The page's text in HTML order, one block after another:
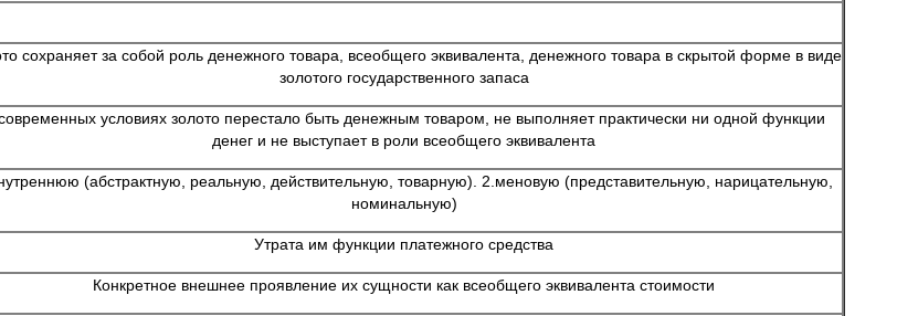
сохраняет за собой роль денежного товара, всеобщего эквивалента, денежного товара в скрытой форме в виде
золотого государственного запаса
условиях золото перестало быть денежным товаром, не выполняет практически ни одной функции
денег и не выступает в роли всеобщего эквивалента
(абстрактную, реальную, действительную, товарную). 2.меновую (представительную, нарицательную,
номинальную)
Утрата им функции платежного средства
Конкретное внешнее проявление их сущности как всеобщего эквивалента стоимости